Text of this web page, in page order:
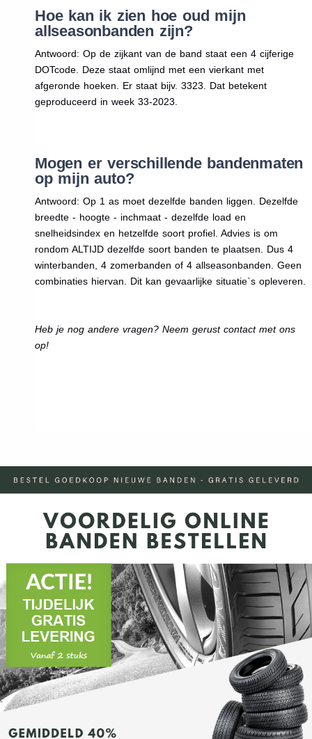
Hoe kan ik zien hoe oud mijn
allseasonbanden zijn?
Antwoord: Op de zijkant van de band staat een 4 cijferige
DOTcode. Deze staat omlijnd met een vierkant met
afgeronde hoeken. Er staat bijv. 3323. Dat betekent
geproduceerd in week 33-2023.
Mogen er verschillende bandenmaten
op mijn auto?
Antwoord: Op 1 as moet dezelfde banden liggen. Dezelfde
breedte - hoogte - inchmaat - dezelfde load en
snelheidsindex en hetzelfde soort profiel. Advies is om
rondom ALTIJD dezelfde soort banden te plaatsen. Dus 4
winterbanden, 4 zomerbanden of 4 allseasonbanden. Geen
combinaties hiervan. Dit kan gevaarlijke situatie`s opleveren.
Heb je nog andere vragen? Neem gerust contact met ons
op!